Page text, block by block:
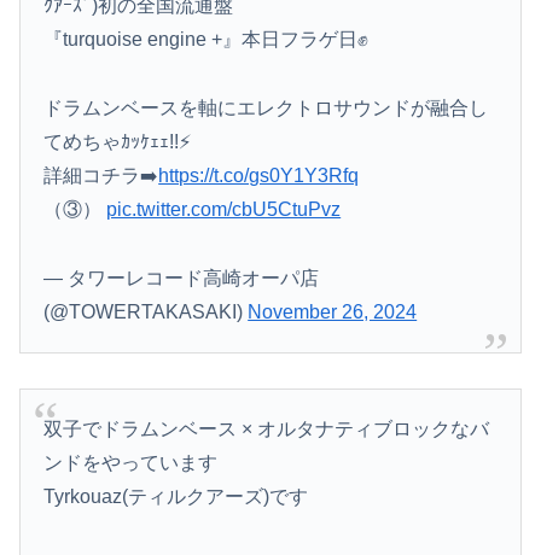
ｸｱｰｽﾞ)初の全国流通盤
『turquoise engine +』本日フラゲ日✊
ドラムンベースを軸にエレクトロサウンドが融合し
てめちゃｶｯｹｪｪ!!⚡️
詳細コチラ➡️https://t.co/gs0Y1Y3Rfq
（③） pic.twitter.com/cbU5CtuPvz
— タワーレコード高崎オーパ店
(@TOWERTAKASAKI) November 26, 2024
双子でドラムンベース × オルタナティブロックなバ
ンドをやっています
Tyrkouaz(ティルクアーズ)です